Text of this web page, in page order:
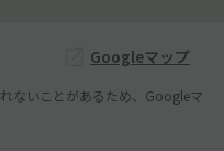
Googleマップ
ないことがあるため、Googleマ